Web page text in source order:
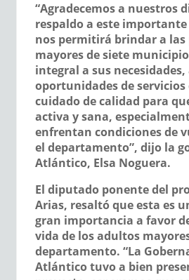
“Agradecemos a nuestros
respaldo a este
nos permitirá brindar a las
mayores de siete
integral a sus necesidades,
oportunidades de servicios
cuidado de calidad para
activa y sana,
enfrentan condiciones de
el departamento”, dijo la
Atlántico, Elsa Noguera.
El diputado ponente del
Arias, resaltó que esta es
gran importancia a favor
vida de los adultos
departamento. “La
Atlántico tuvo a bien